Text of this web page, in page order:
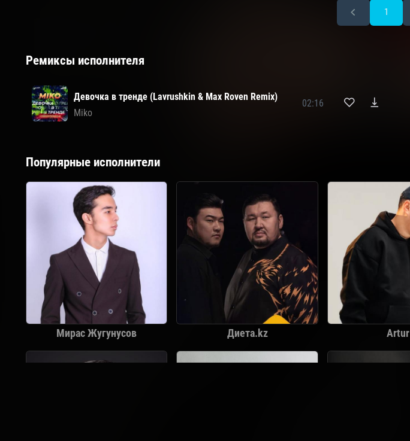
1
Ремиксы исполнителя
Девочка в тренде (Lavrushkin & Max Roven Remix)
Miko
02:16
Популярные исполнители
Мирас Жугунусов Диета.kz Artur